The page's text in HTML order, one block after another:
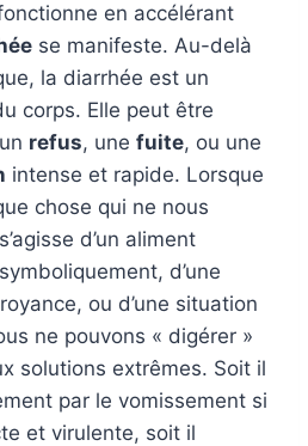
en accélérant
se manifeste. Au-delà
la diarrhée est un
corps. Elle peut être
refus, une fuite, ou une
intense et rapide. Lorsque
chose qui ne nous
d’un aliment
d’une
ou d’une situation
ne pouvons « digérer »
solutions extrêmes. Soit il
par le vomissement si
et virulente, soit il